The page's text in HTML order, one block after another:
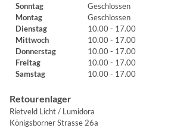
Sonntag
Geschlossen
Montag
Geschlossen
Dienstag
10.00 - 17.00
Mittwoch
10.00 - 17.00
Donnerstag
10.00 - 17.00
Freitag
10.00 - 17.00
Samstag
10.00 - 17.00
Retourenlager
Rietveld Licht / Lumidora
Königsborner Strasse 26a